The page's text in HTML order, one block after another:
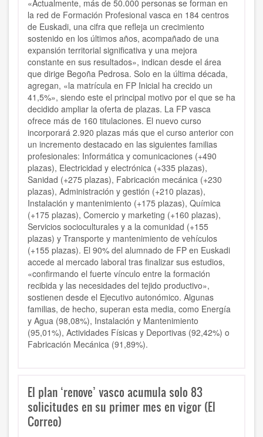
«Actualmente, más de 50.000 personas se forman en
la red de Formación Profesional vasca en 184 centros
de Euskadi, una cifra que refleja un crecimiento
sostenido en los últimos años, acompañado de una
expansión territorial significativa y una mejora
constante en sus resultados», indican desde el área
que dirige Begoña Pedrosa. Solo en la última década,
agregan, «la matrícula en FP Inicial ha crecido un
41,5%», siendo este el principal motivo por el que se ha
decidido ampliar la oferta de plazas. La FP vasca
ofrece más de 160 titulaciones. El nuevo curso
incorporará 2.920 plazas más que el curso anterior con
un incremento destacado en las siguientes familias
profesionales: Informática y comunicaciones (+490
plazas), Electricidad y electrónica (+335 plazas),
Sanidad (+275 plazas), Fabricación mecánica (+230
plazas), Administración y gestión (+210 plazas),
Instalación y mantenimiento (+175 plazas), Química
(+175 plazas), Comercio y marketing (+160 plazas),
Servicios socioculturales y a la comunidad (+155
plazas) y Transporte y mantenimiento de vehículos
(+155 plazas). El 90% del alumnado de FP en Euskadi
accede al mercado laboral tras finalizar sus estudios,
«confirmando el fuerte vínculo entre la formación
recibida y las necesidades del tejido productivo»,
sostienen desde el Ejecutivo autonómico. Algunas
familias, de hecho, superan esta media, como Energía
y Agua (98,08%), Instalación y Mantenimiento
(95,01%), Actividades Físicas y Deportivas (92,42%) o
Fabricación Mecánica (91,89%).
El plan ‘renove’ vasco acumula solo 83
solicitudes en su primer mes en vigor (El
Correo)